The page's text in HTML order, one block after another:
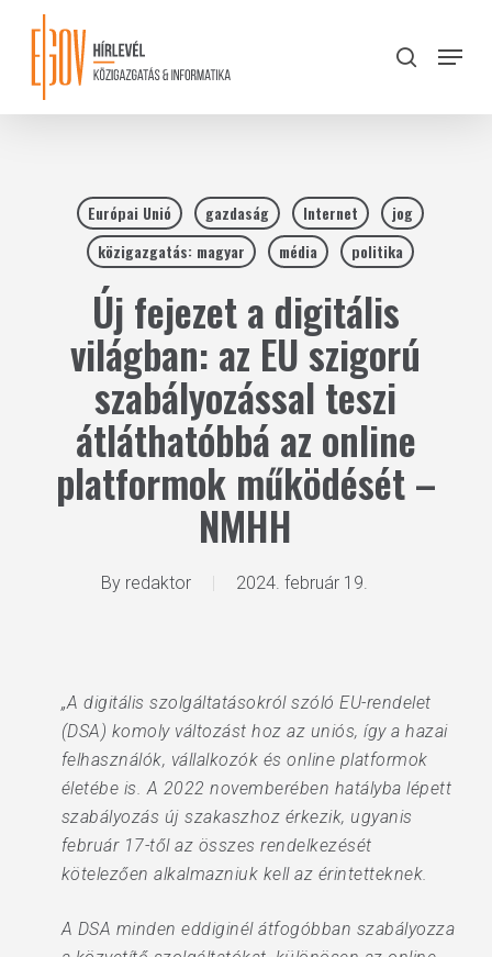
content
search
Menu
Európai Unió gazdaság Internet
jog
közigazgatás: magyar
média politika
Új fejezet a digitális
világban: az EU szigorú
szabályozással teszi
átláthatóbbá az online
platformok működését –
NMHH
By redaktor 2024. február 19.
„A digitális szolgáltatásokról szóló EU-rendelet
(DSA) komoly változást hoz az uniós, így a hazai
felhasználók, vállalkozók és online platformok
életébe is. A 2022 novemberében hatályba lépett
szabályozás új szakaszhoz érkezik, ugyanis
február 17-től az összes rendelkezését
kötelezően alkalmazniuk kell az érintetteknek.
A DSA minden eddiginél átfogóbban szabályozza
Close